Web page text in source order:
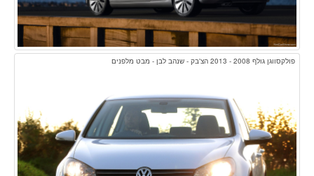
פולקסווגן גולף 2008 - 2013 הצ'בק - שנהב לבן - מבט מלפנים